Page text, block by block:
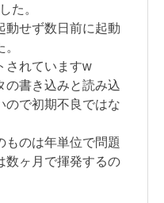
た。
動せず数日前に起動
されていますw
の書き込みと読み込
ので初期不良ではな
ものは年単位で問題
数ヶ月で揮発するの